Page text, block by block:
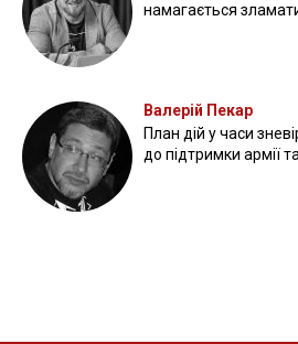
намагається
Валерій Пекар
План дій у часи
до підтримки армії